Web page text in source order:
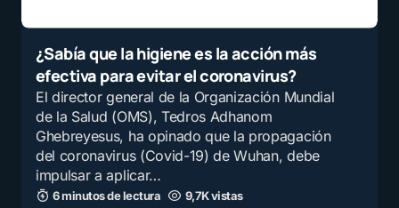
¿Sabía que la higiene es la acción más
efectiva para evitar el coronavirus?
El director general de la Organización Mundial
de la Salud (OMS), Tedros Adhanom
Ghebreyesus, ha opinado que la propagación
del coronavirus (Covid-19) de Wuhan, debe
impulsar a aplicar…
6 minutos de lectura 9,7K vistas